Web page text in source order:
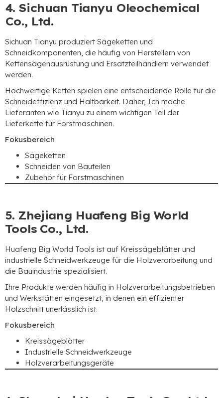
4. Sichuan Tianyu Oleochemical
Co., Ltd.
Sichuan Tianyu produziert Sägeketten und
Schneidkomponenten, die häufig von Herstellern von
Kettensägenausrüstung und Ersatzteilhändlern verwendet
werden.
Hochwertige Ketten spielen eine entscheidende Rolle für die
Schneideffizienz und Haltbarkeit. Daher, Ich mache
Lieferanten wie Tianyu zu einem wichtigen Teil der
Lieferkette für Forstmaschinen.
Fokusbereich
Sägeketten
Schneiden von Bauteilen
Zubehör für Forstmaschinen
5. Zhejiang Huafeng Big World
Tools Co., Ltd.
Huafeng Big World Tools ist auf Kreissägeblätter und
industrielle Schneidwerkzeuge für die Holzverarbeitung und
die Bauindustrie spezialisiert.
Ihre Produkte werden häufig in Holzverarbeitungsbetrieben
und Werkstätten eingesetzt, in denen ein effizienter
Holzschnitt unerlässlich ist.
Fokusbereich
Kreissägeblätter
Industrielle Schneidwerkzeuge
Holzverarbeitungsgeräte